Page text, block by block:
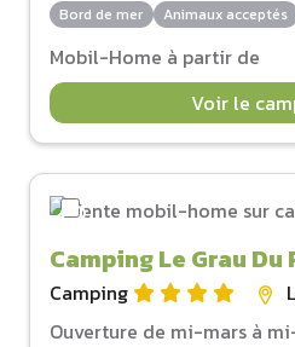
Bord de mer Animaux acceptés
Mobil-Home à partir de
Voir le
Camping Le Grau Du
Camping
Ouverture de mi-mars à